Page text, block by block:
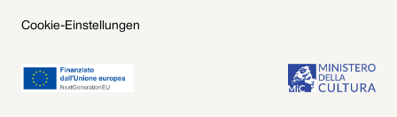
Cookie-Einstellungen